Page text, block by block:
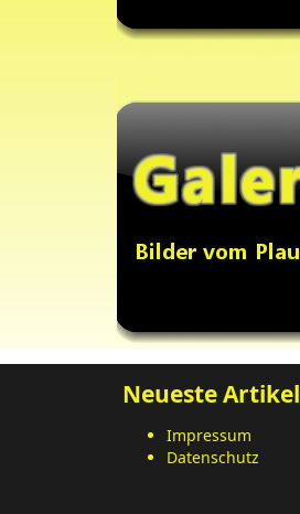
Neueste
Impressum
Datenschutz